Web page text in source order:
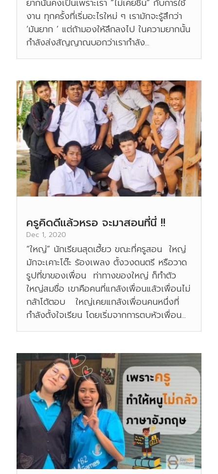
ยากนั้นคงเป็นเพราะเรา “ไม่เคยชิน” กับการใช้
งาน ทุกครั้งที่เริ่มอะไรใหม่ ๆ เรามักจะรู้สึกว่า
‘มันยาก ’ แต่ถ้ามองให้ลึกลงไป ในความยากนั้น
กำลังส่งสัญญาณบอกว่าเรากำลัง...
ครูคิดดีแล้วหรอ จะมาสอนที่นี่ !!
Dec 1, 2020
“ใหญ่” นักเรียนสุดเฮี้ยว ขณะที่ครูสอน ใหญ่
มักจะเคาะโต๊ะ ร้องเพลง ตั้งวงดนตรี หรือวาด
รูปที่ขาของเพื่อน ท่าทางของใหญ่ ก็ทำตัว
ใหญ่สมชื่อ เขาคือคนที่แกล้งเพื่อนแล้วเพื่อนไม่
กล้าโต้ตอบ ใหญ่เคยแกล้งเพื่อนคนหนึ่งที่
กำลังตั้งใจเรียน โดยเริ่มจากการตบหัวเพื่อน...